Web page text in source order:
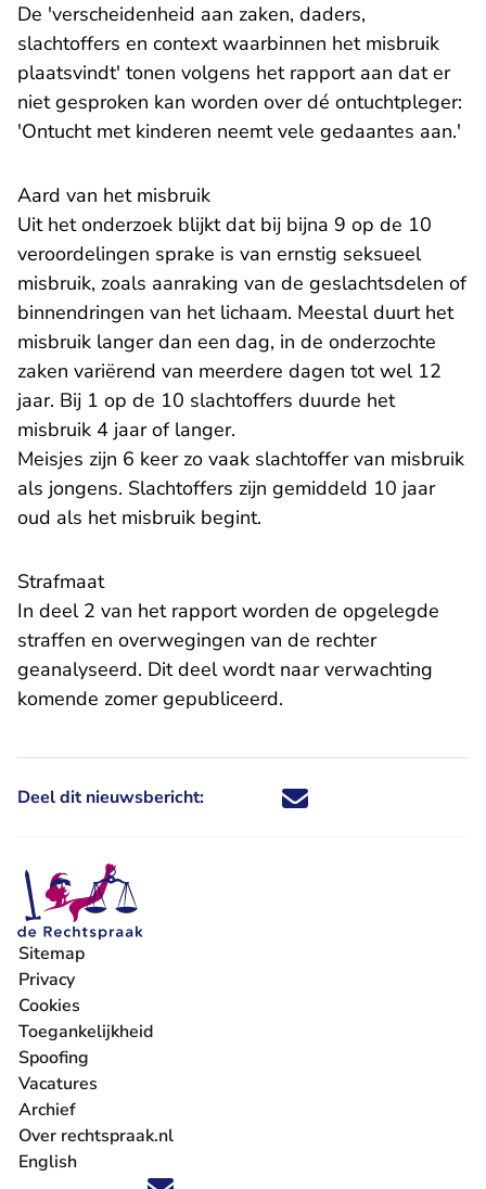
De 'verscheidenheid aan zaken, daders,
slachtoffers en context waarbinnen het misbruik
plaatsvindt' tonen volgens het rapport aan dat er
niet gesproken kan worden over dé ontuchtpleger:
'Ontucht met kinderen neemt vele gedaantes aan.'
Aard van het misbruik
Uit het onderzoek blijkt dat bij bijna 9 op de 10
veroordelingen sprake is van ernstig seksueel
misbruik, zoals aanraking van de geslachtsdelen of
binnendringen van het lichaam. Meestal duurt het
misbruik langer dan een dag, in de onderzochte
zaken variërend van meerdere dagen tot wel 12
jaar. Bij 1 op de 10 slachtoffers duurde het
misbruik 4 jaar of langer.
Meisjes zijn 6 keer zo vaak slachtoffer van misbruik
als jongens. Slachtoffers zijn gemiddeld 10 jaar
oud als het misbruik begint.
Strafmaat
In deel 2 van het rapport worden de opgelegde
straffen en overwegingen van de rechter
geanalyseerd. Dit deel wordt naar verwachting
komende zomer gepubliceerd.
Deel dit nieuwsbericht: Deel dit nieuwsbericht via X -
Deel dit nieuwsbericht via
Deel dit nieuwsbericht
Deel dit
Sitemap
Privacy
Cookies
Toegankelijkheid
Spoofing
Vacatures
- U verlaat Rechtspraak.nl
Archief
Over rechtspraak.nl
English